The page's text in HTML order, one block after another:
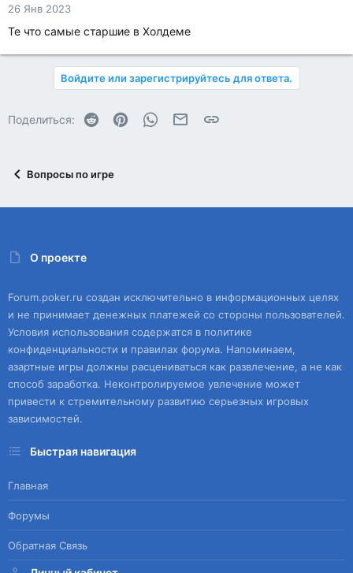
26 Янв 2023
Те что самые старшие в Холдеме
Войдите или зарегистрируйтесь для ответа.
Поделиться: Reddit PinterestWhatsAppЭлектронная почта
Ссылка
Вопросы по игре
О проекте
Forum.poker.ru создан исключительно в информационных целях
и не принимает денежных платежей со стороны пользователей.
Условия использования содержатся в политике
конфиденциальности и правилах форума. Напоминаем,
азартные игры должны расцениваться как развлечение, а не как
способ заработка. Неконтролируемое увлечение может
привести к стремительному развитию серьезных игровых
зависимостей.
Быстрая навигация
Главная
Форумы
Обратная Связь